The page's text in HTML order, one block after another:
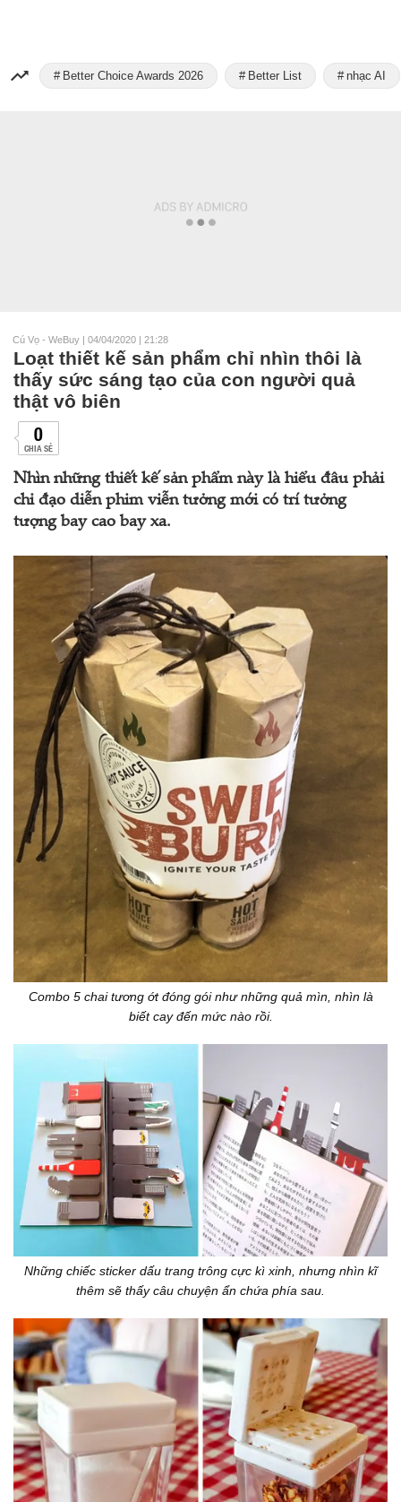
Better Choice Awards 2026 Better List nhạc AI
Cú Vọ - WeBuy | 04/04/2020 | 21:28
Loạt thiết kế sản phẩm chỉ nhìn thôi là
thấy sức sáng tạo của con người quả
thật vô biên
0
CHIA SẺ
Nhìn những thiết kế sản phẩm này là hiểu đâu phải
chỉ đạo diễn phim viễn tưởng mới có trí tưởng
tượng bay cao bay xa.
Combo 5 chai tương ớt đóng gói như những quả mìn, nhìn là
biết cay đến mức nào rồi.
Những chiếc sticker dấu trang trông cực kì xinh, nhưng nhìn kĩ
thêm sẽ thấy câu chuyện ẩn chứa phía sau.